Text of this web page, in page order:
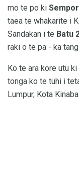
mo te po ki
taea te whakarite i
Sandakan i te Batu
raki o te pa - ka
Ko te ara kore utu
tonga ko te tuhi i
Lumpur, Kota